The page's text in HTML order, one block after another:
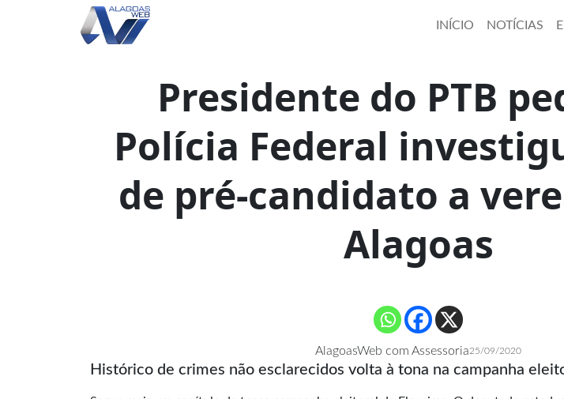
INÍCIO NOTÍCIAS
Presidente do PTB
Polícia Federal
de pré-candidato a
Alagoas
AlagoasWeb com Assessoria25/09/2020
Histórico de crimes não esclarecidos volta à tona na campanha